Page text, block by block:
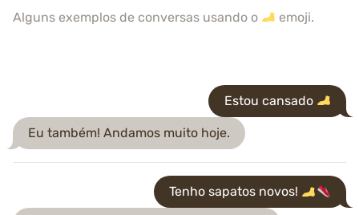
Alguns exemplos de conversas usando o emoji.
Estou cansado
Eu também! Andamos muito hoje.
Tenho sapatos novos!